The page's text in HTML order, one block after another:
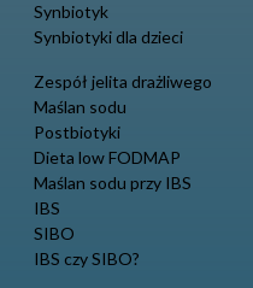
Synbiotyk
Synbiotyki dla dzieci
Zespół jelita drażliwego
Maślan sodu
Postbiotyki
Dieta low FODMAP
Maślan sodu przy IBS
IBS
SIBO
IBS czy SIBO?